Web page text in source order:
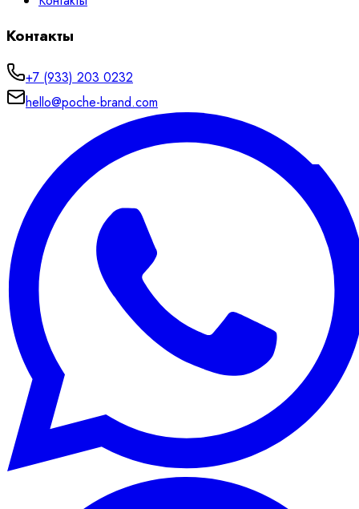
Контакты
+7 (933) 203 0232
hello@poche-brand.com